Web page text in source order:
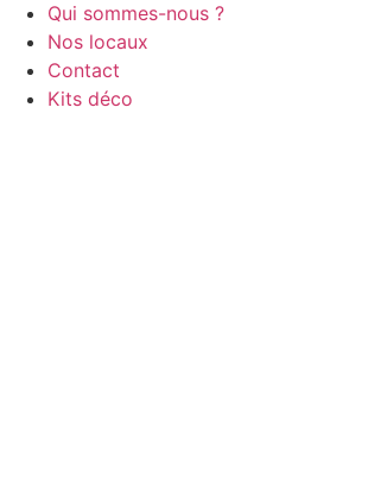
Qui sommes-nous ?
Nos locaux
Contact
Kits déco